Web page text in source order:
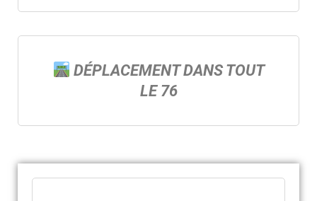
DÉPLACEMENT DANS TOUT
LE 76